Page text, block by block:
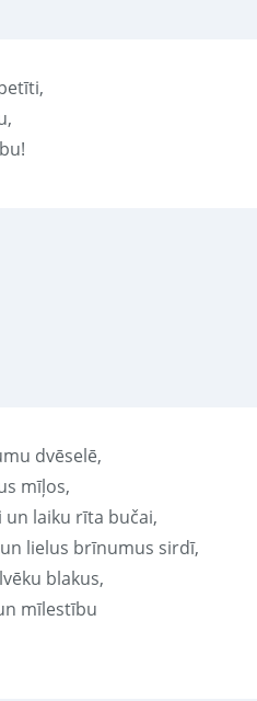
dvēselē,
mīļos,
un laiku rīta bučai,
lielus brīnumus sirdī,
blakus,
mīlestību